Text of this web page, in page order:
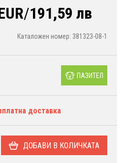
/191,59 лв
Каталожен номер: 381323-08-1
ПАЗИТЕЛ
доставка
ДОБАВИ В КОЛИЧКАТА